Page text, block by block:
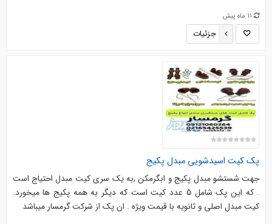
11 ماه پیش
جزئیات
پک کیت اسیدشویی مبدل پکیج
جهت شستشو مبدل پکیج و ابگرمکن ,به یک سری کیت مبدل احتیاج است
. که این پک شامل 5 عدد کیت است که دیگر به همه پکیج ها میخورد.
کیت مبدل اصلی و ثانویه با قیمت ویژه . ان پک از شرکت گرمسار میباشد